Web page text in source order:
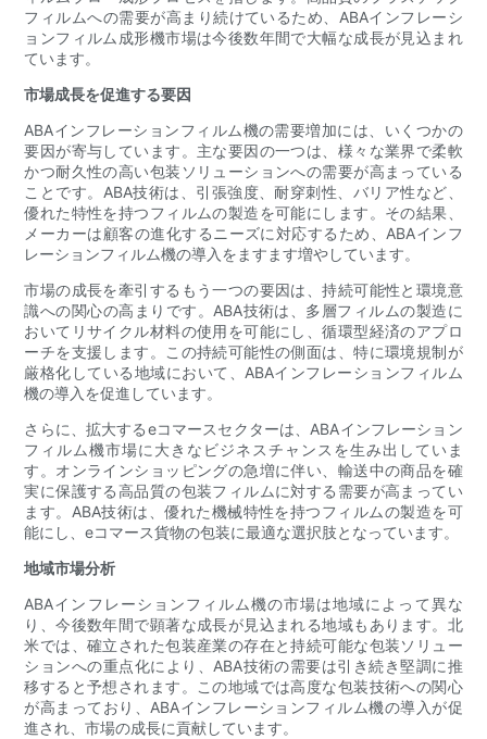
フィルムへの需要が高まり続けているため、ABAインフレーシ
ョンフィルム成形機市場は今後数年間で大幅な成長が見込まれ
ています。
市場成長を促進する要因
ABAインフレーションフィルム機の需要増加には、いくつかの
要因が寄与しています。主な要因の一つは、様々な業界で柔軟
かつ耐久性の高い包装ソリューションへの需要が高まっている
ことです。ABA技術は、引張強度、耐穿刺性、バリア性など、
優れた特性を持つフィルムの製造を可能にします。その結果、
メーカーは顧客の進化するニーズに対応するため、ABAインフ
レーションフィルム機の導入をますます増やしています。
市場の成長を牽引するもう一つの要因は、持続可能性と環境意
識への関心の高まりです。ABA技術は、多層フィルムの製造に
おいてリサイクル材料の使用を可能にし、循環型経済のアプロ
ーチを支援します。この持続可能性の側面は、特に環境規制が
厳格化している地域において、ABAインフレーションフィルム
機の導入を促進しています。
さらに、拡大するeコマースセクターは、ABAインフレーション
フィルム機市場に大きなビジネスチャンスを生み出していま
す。オンラインショッピングの急増に伴い、輸送中の商品を確
実に保護する高品質の包装フィルムに対する需要が高まってい
ます。ABA技術は、優れた機械特性を持つフィルムの製造を可
能にし、eコマース貨物の包装に最適な選択肢となっています。
地域市場分析
ABAインフレーションフィルム機の市場は地域によって異な
り、今後数年間で顕著な成長が見込まれる地域もあります。北
米では、確立された包装産業の存在と持続可能な包装ソリュー
ションへの重点化により、ABA技術の需要は引き続き堅調に推
移すると予想されます。この地域では高度な包装技術への関心
が高まっており、ABAインフレーションフィルム機の導入が促
進され、市場の成長に貢献しています。